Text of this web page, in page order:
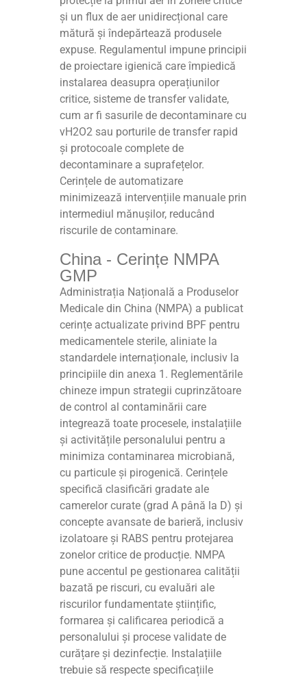
și un flux de aer unidirecțional care
mătură și îndepărtează produsele
expuse. Regulamentul impune principii
de proiectare igienică care împiedică
instalarea deasupra operațiunilor
critice, sisteme de transfer validate,
cum ar fi sasurile de decontaminare cu
vH2O2 sau porturile de transfer rapid
și protocoale complete de
decontaminare a suprafețelor.
Cerințele de automatizare
minimizează intervențiile manuale prin
intermediul mănușilor, reducând
riscurile de contaminare.
China - Cerințe NMPA
GMP
Administrația Națională a Produselor
Medicale din China (NMPA) a publicat
cerințe actualizate privind BPF pentru
medicamentele sterile, aliniate la
standardele internaționale, inclusiv la
principiile din anexa 1. Reglementările
chineze impun strategii cuprinzătoare
de control al contaminării care
integrează toate procesele, instalațiile
și activitățile personalului pentru a
minimiza contaminarea microbiană,
cu particule și pirogenică. Cerințele
specifică clasificări gradate ale
camerelor curate (grad A până la D) și
concepte avansate de barieră, inclusiv
izolatoare și RABS pentru protejarea
zonelor critice de producție. NMPA
pune accentul pe gestionarea calității
bazată pe riscuri, cu evaluări ale
riscurilor fundamentate științific,
formarea și calificarea periodică a
personalului și procese validate de
curățare și dezinfecție. Instalațiile
trebuie să respecte specificațiile